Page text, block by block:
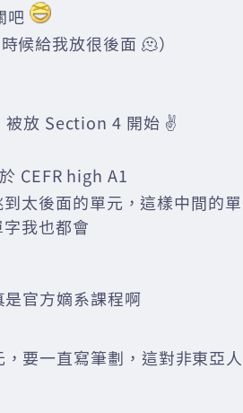
吧
候給我放很後面 🫠）
被放 Section 4 開始 ✌️
CEFR high A1
太後面的單元，這樣中間的單
我也都會
官方嫡系課程啊
，要一直寫筆劃，這對非東亞人